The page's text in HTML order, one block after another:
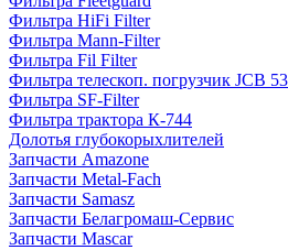
Фильтра HiFi Filter
Фильтра Mann-Filter
Фильтра Fil Filter
Фильтра телескоп. погрузчик JCB
Фильтра SF-Filter
Фильтра трактора К-744
Долотья глубокорыхлителей
Запчасти Amazone
Запчасти Metal-Fach
Запчасти Samasz
Запчасти Белагромаш-Сервис
Запчасти Mascar